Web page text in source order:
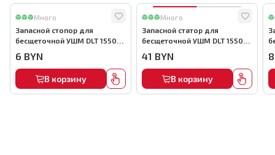
Много
Запасной стопор для
бесщеточной УШМ DLT 1550
6 BYN
В корзину
Много
Запасной статор для
бесщеточной УШМ DLT 1550
41 BYN
В корзину